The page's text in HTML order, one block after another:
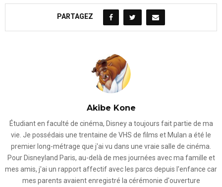
PARTAGEZ
Akibe Kone
Étudiant en faculté de cinéma, Disney a toujours fait partie de ma
vie. Je possédais une trentaine de VHS de films et Mulan a été le
premier long-métrage que j'ai vu dans une vraie salle de cinéma.
Pour Disneyland Paris, au-delà de mes journées avec ma famille et
mes amis, j'ai un rapport affectif avec les parcs depuis l'enfance car
mes parents avaient enregistré la cérémonie d'ouverture